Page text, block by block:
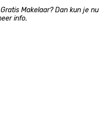
Makelaar? Dan kun je nu
info.